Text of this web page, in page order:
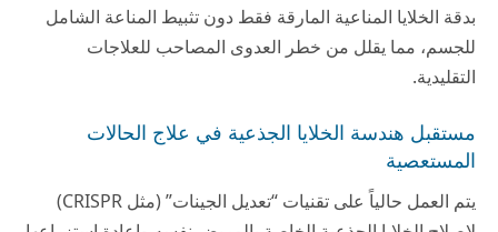
بدقة الخلايا المناعية المارقة فقط دون تثبيط المناعة الشامل
للجسم، مما يقلل من خطر العدوى المصاحب للعلاجات
التقليدية.
مستقبل هندسة الخلايا الجذعية في علاج الحالات
المستعصية
يتم العمل حالياً على تقنيات “تعديل الجينات” (مثل CRISPR)